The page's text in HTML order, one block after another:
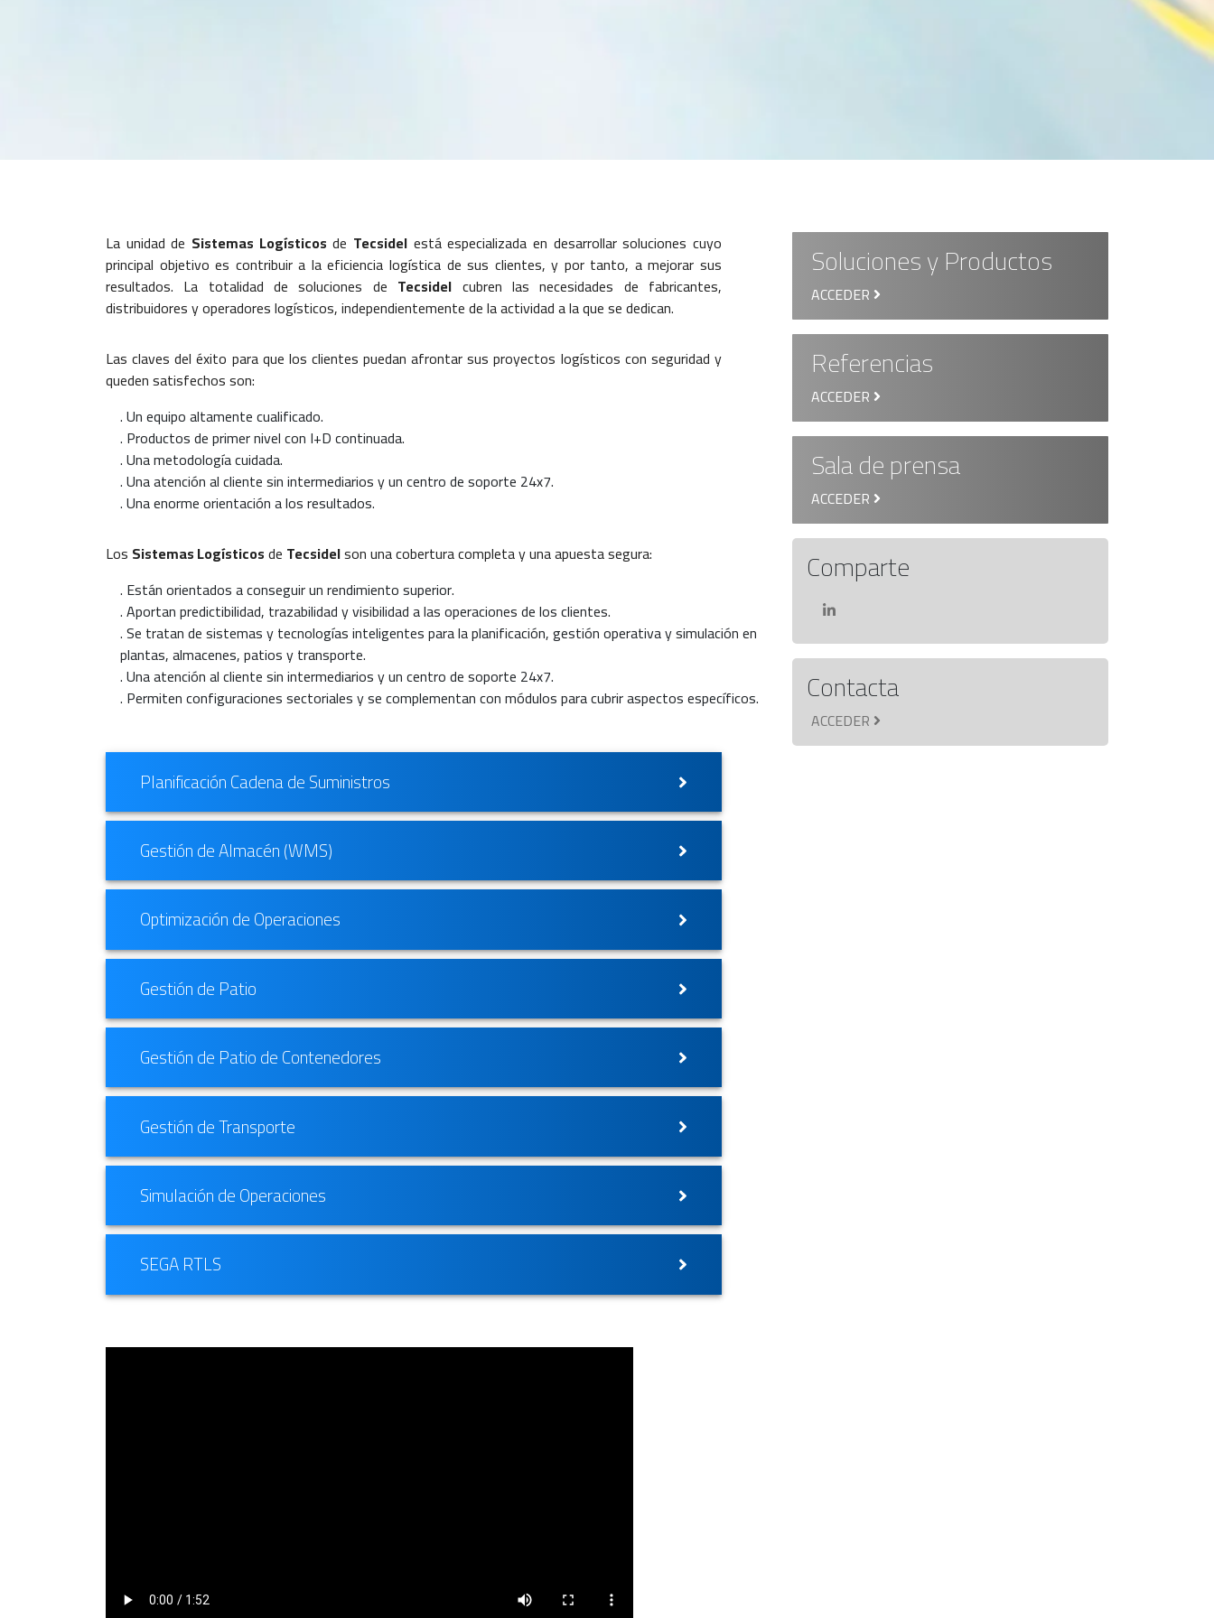
La unidad de Sistemas Logísticos de Tecsidel está especializada en desarrollar soluciones cuyo
principal objetivo es contribuir a la eficiencia logística de sus clientes, y por tanto, a mejorar sus
resultados. La totalidad de soluciones de Tecsidel cubren las necesidades de fabricantes,
distribuidores y operadores logísticos, independientemente de la actividad a la que se dedican.
Las claves del éxito para que los clientes puedan afrontar sus proyectos logísticos con seguridad y
queden satisfechos son:
. Un equipo altamente cualificado.
. Productos de primer nivel con I+D continuada.
. Una metodología cuidada.
. Una atención al cliente sin intermediarios y un centro de soporte 24x7.
. Una enorme orientación a los resultados.
Los Sistemas Logísticosde Tecsidelson una cobertura completa y una apuesta segura:
. Están orientados a conseguir un rendimiento superior.
. Aportan predictibilidad, trazabilidad y visibilidad a las operaciones de los clientes.
. Se tratan de sistemas y tecnologías inteligentes para la planificación, gestión operativa y simulación en
plantas, almacenes, patios y transporte.
. Una atención al cliente sin intermediarios y un centro de soporte 24x7.
. Permiten configuraciones sectoriales y se complementan con módulos para cubrir aspectos específicos.
Planificación Cadena de Suministros
Gestión de Almacén (WMS)
Optimización de Operaciones
Gestión de Patio
Gestión de Patio de Contenedores
Gestión de Transporte
Simulación de Operaciones
SEGA RTLS
Soluciones y Productos
ACCEDER
Referencias
ACCEDER
Sala de prensa
ACCEDER
Comparte
Contacta
ACCEDER